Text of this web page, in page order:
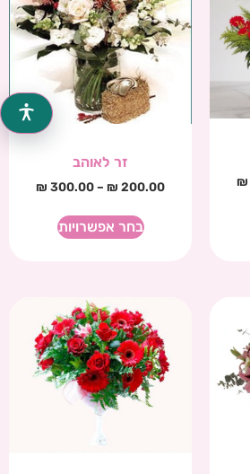
₪
זר לאוהב
₪ 200.00
–
₪ 300.00
בחר אפשרויות